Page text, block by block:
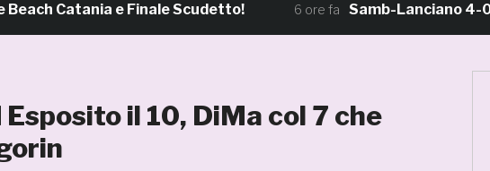
Catania e Finale Scudetto! Samb-Lanciano 4-0,
il 10, DiMa col 7 che